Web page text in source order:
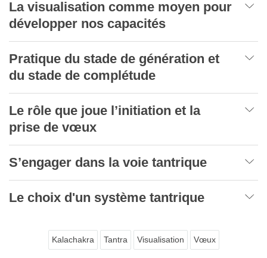
La visualisation comme moyen pour
développer nos capacités
Pratique du stade de génération et
du stade de complétude
Le rôle que joue l’initiation et la
prise de vœux
S’engager dans la voie tantrique
Le choix d'un système tantrique
Kalachakra Tantra Visualisation Vœux